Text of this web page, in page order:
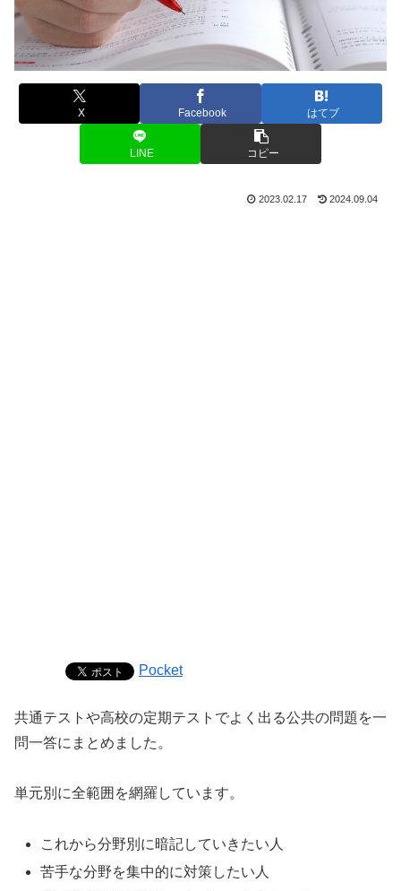
X Facebook はてブ
LINE コピー
2023.02.17 2024.09.04
Pocket
共通テストや高校の定期テストでよく出る公共の問題を一
問一答にまとめました。
単元別に全範囲を網羅しています。
これから分野別に暗記していきたい人
苦手な分野を集中的に対策したい人